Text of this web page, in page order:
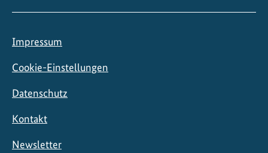
Impressum
Cookie-Einstellungen
Datenschutz
Kontakt
Newsletter